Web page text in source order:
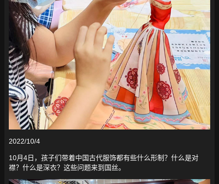
2022/10/4
10月4日，孩子们带着中国古代服饰都有些什么形制？什么是对
襟？什么是深衣？这些问题来到国丝。